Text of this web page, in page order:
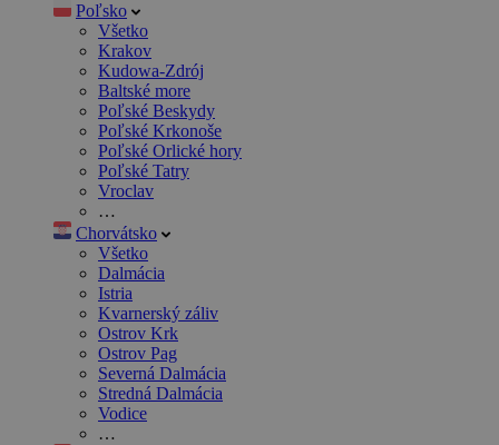
Poľsko
Všetko
Krakov
Kudowa-Zdrój
Baltské more
Poľské Beskydy
Poľské Krkonoše
Poľské Orlické hory
Poľské Tatry
Vroclav
…
Chorvátsko
Všetko
Dalmácia
Istria
Kvarnerský záliv
Ostrov Krk
Ostrov Pag
Severná Dalmácia
Stredná Dalmácia
Vodice
…